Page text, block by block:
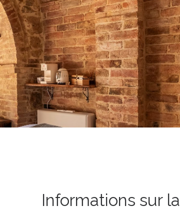
Informations sur la